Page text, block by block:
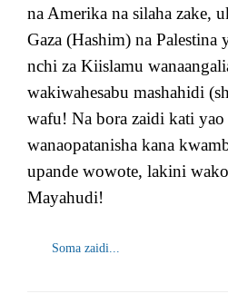
na Amerika na silaha zake,
Gaza (Hashim) na Palestina
nchi za Kiislamu
wakiwahesabu mashahidi
wafu! Na bora zaidi kati
wanaopatanisha kana
upande wowote, lakini
Mayahudi!
Soma zaidi...